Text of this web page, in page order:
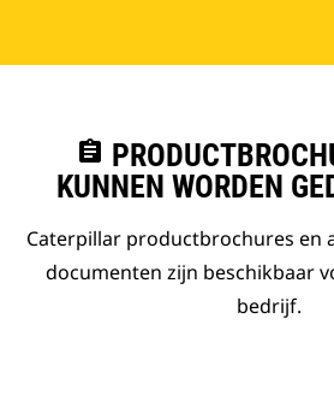
assignment
KUNNEN WORDEN
Caterpillar productbrochures en
documenten zijn beschikbaar
bedrijf.